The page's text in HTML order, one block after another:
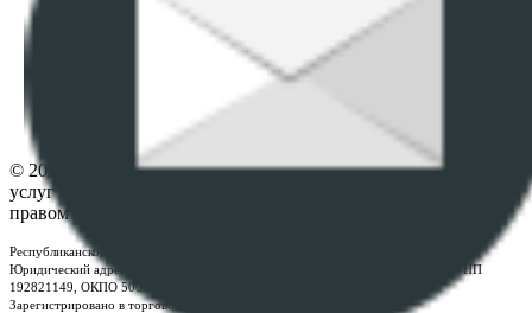
ПОЛОЖЕНИЕ О ПОЛИТИКЕ ОБРАБОТКИ COOKIE-
Настройки cookie-файлов
© 2026 Республиканское унитарное предприятие по оказанию
услуг "БелЮрОбеспечение" - Все права защищены авторским
правом
Республиканское унитарное предприятие по оказанию услуг "БелЮрОбеспечение"
Юридический адрес: г. Минск, пр-т. Дзержинского, 1Б, e-mail:
, УНП
192821149, ОКПО 500111895000
Зарегистрировано в торговом реестре Республики Беларусь: